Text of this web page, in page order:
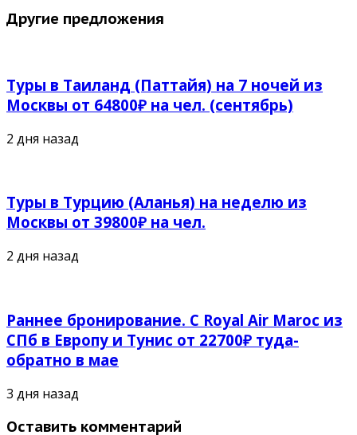
Другие предложения
Туры в Таиланд (Паттайя) на 7 ночей из
Москвы от 64800₽ на чел. (сентябрь)
2 дня назад
Туры в Турцию (Аланья) на неделю из
Москвы от 39800₽ на чел.
2 дня назад
Раннее бронирование. С Royal Air Maroc из
СПб в Европу и Тунис от 22700₽ туда-
обратно в мае
3 дня назад
Оставить комментарий